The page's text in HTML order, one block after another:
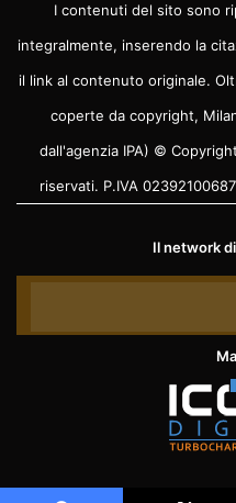
I contenuti del sito sono
integralmente, inserendo la
il link al contenuto originale.
coperte da copyright,
dall'agenzia IPA) ©
riservati. P.IVA
Il network di